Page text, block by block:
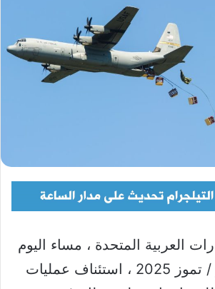
العربية المتحدة ، مساء اليوم
السبت 26 يوليو / تموز 2025 ، استئناف عمليات